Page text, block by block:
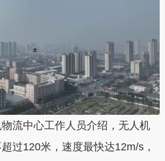
中心工作人员介绍， 无人机
过120米，速度最快达12m/s，